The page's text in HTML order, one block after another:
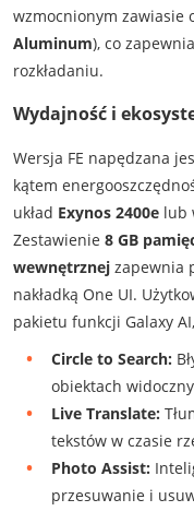
wzmocnionym zawiasie
Aluminum), co
rozkładaniu.
Wydajność i
Wersja FE napędzana
kątem
układ Exynos 2400elub
Zestawienie 8 GB
wewnętrznejzapewnia
nakładką One UI.
pakietu funkcji Galaxy
Circle to Search:
obiektach
Live Translate:
tekstów w czasie
Photo Assist:
przesuwanie i